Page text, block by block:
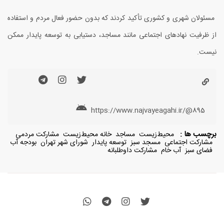
مسئولان شهری و کشوری تأکید کردند که بدون حضور فعال مردم و استفاده
از ظرفیت نهادهای اجتماعی مانند مساجد، دستیابی به توسعه پایدار ممکن
نیست.
https://www.najvayeagahi.ir/@895
برچسب ها : محیط‌زیست مساجد خانه محیط‌زیست مشارکت مردمی
مشارکت اجتماعی مسجد سبز توسعه پایدار شورای شهر تهران بودجه آب
فضای سبز آب خام مشارکت داوطلبانه